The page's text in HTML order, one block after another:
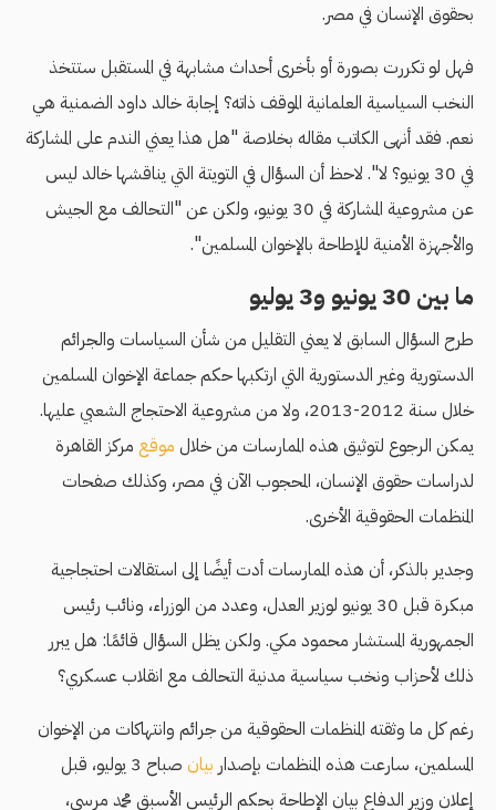
بحقوق الإنسان في مصر.
فهل لو تكررت بصورة أو بأخرى أحداث مشابهة في المستقبل ستتخذ
النخب السياسية العلمانية الموقف ذاته؟ إجابة خالد داود الضمنية هي
نعم. فقد أنهى الكاتب مقاله بخلاصة "هل هذا يعني الندم على المشاركة
في 30 يونيو؟ لا". لاحظ أن السؤال في التويتة التي يناقشها خالد ليس
عن مشروعية المشاركة في 30 يونيو، ولكن عن "التحالف مع الجيش
والأجهزة الأمنية للإطاحة بالإخوان المسلمين".
ما بين 30 يونيو و3 يوليو
طرح السؤال السابق لا يعني التقليل من شأن السياسات والجرائم
الدستورية وغير الدستورية التي ارتكبها حكم جماعة الإخوان المسلمين
خلال سنة 2012-2013، ولا من مشروعية الاحتجاج الشعبي عليها.
يمكن الرجوع لتوثيق هذه الممارسات من خلال موقع مركز القاهرة
لدراسات حقوق الإنسان، المحجوب الآن في مصر، وكذلك صفحات
المنظمات الحقوقية الأخرى.
وجدير بالذكر، أن هذه الممارسات أدت أيضًا إلى استقالات احتجاجية
مبكرة قبل 30 يونيو لوزير العدل، وعدد من الوزراء، ونائب رئيس
الجمهورية المستشار محمود مكي. ولكن يظل السؤال قائمًا: هل يبرر
ذلك لأحزاب ونخب سياسية مدنية التحالف مع انقلاب عسكري؟
رغم كل ما وثقته المنظمات الحقوقية من جرائم وانتهاكات من الإخوان
المسلمين، سارعت هذه المنظمات بإصدار بيان
صباح 3 يوليو، قبل
إعلان وزير الدفاع بيان الإطاحة بحكم الرئيس الأسبق محمد مرسي،